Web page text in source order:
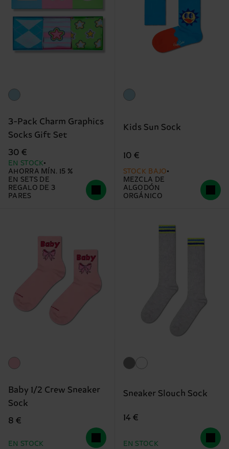
3-Pack Charm Graphics
Socks Gift Set
30 €
EN STOCK
AHORRA MÍN. 15 %
EN SETS DE
REGALO DE 3
PARES
Kids Sun Sock
10 €
STOCK BAJO
MEZCLA DE
ALGODÓN
ORGÁNICO
Baby 1/2 Crew Sneaker
Sock
8 €
EN STOCK
Sneaker Slouch Sock
14 €
EN STOCK